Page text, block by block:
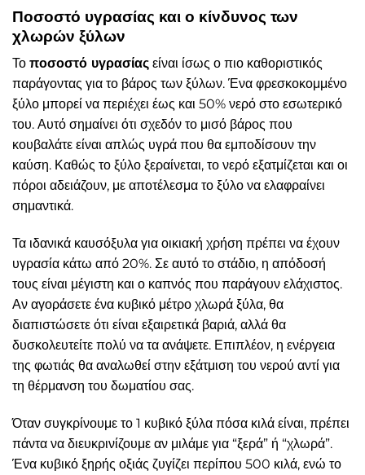
Ποσοστό υγρασίας και ο κίνδυνος των
χλωρών ξύλων
Το ποσοστό υγρασίας είναι ίσως ο πιο καθοριστικός
παράγοντας για το βάρος των ξύλων. Ένα φρεσκοκομμένο
ξύλο μπορεί να περιέχει έως και 50% νερό στο εσωτερικό
του. Αυτό σημαίνει ότι σχεδόν το μισό βάρος που
κουβαλάτε είναι απλώς υγρά που θα εμποδίσουν την
καύση. Καθώς το ξύλο ξεραίνεται, το νερό εξατμίζεται και οι
πόροι αδειάζουν, με αποτέλεσμα το ξύλο να ελαφραίνει
σημαντικά.
Τα ιδανικά καυσόξυλα για οικιακή χρήση πρέπει να έχουν
υγρασία κάτω από 20%. Σε αυτό το στάδιο, η απόδοσή
τους είναι μέγιστη και ο καπνός που παράγουν ελάχιστος.
Αν αγοράσετε ένα κυβικό μέτρο χλωρά ξύλα, θα
διαπιστώσετε ότι είναι εξαιρετικά βαριά, αλλά θα
δυσκολευτείτε πολύ να τα ανάψετε. Επιπλέον, η ενέργεια
της φωτιάς θα αναλωθεί στην εξάτμιση του νερού αντί για
τη θέρμανση του δωματίου σας.
Όταν συγκρίνουμε το 1 κυβικό ξύλα πόσα κιλά είναι, πρέπει
πάντα να διευκρινίζουμε αν μιλάμε για “ξερά” ή “χλωρά”.
Ένα κυβικό ξηρής οξιάς ζυγίζει περίπου 500 κιλά, ενώ το